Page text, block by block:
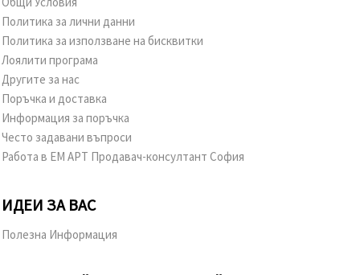
Политика за лични данни
Политика за използване на бисквитки
Лоялити програма
Другите за нас
Поръчка и доставка
Информация за поръчка
Често задавани въпроси
Работа в ЕМ АРТ Продавач-консултант София
ИДЕИ ЗА ВАС
Полезна Информация